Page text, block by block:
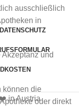
ausschließlich
in
Akzeptanz und
können die
oder direkt
in Austria